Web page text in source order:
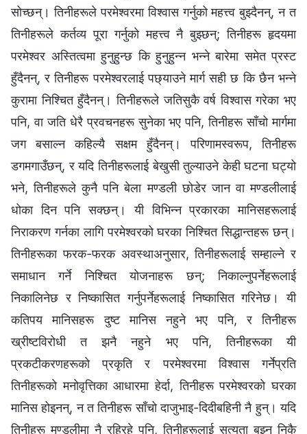
सोच्छन्। तिनीहरूले परमेश्‍वरमा विश्‍वास गर्नुको महत्त्व बुझ्दैनन्, न त
तिनीहरूले कर्तव्य पूरा गर्नुको महत्त्व नै बुझ्छन्; तिनीहरू हृदयमा
परमेश्‍वर अस्तित्वमा हुनुहुन्छ कि हुनुहुन्न भन्ने बारेमा समेत प्रस्ट
हुँदैनन्, र तिनीहरू परमेश्‍वरलाई पछ्याउने मार्ग सही छ कि छैन भन्ने
कुरामा निश्चित हुँदैनन्। तिनीहरूले जतिसुकै वर्ष विश्‍वास गरेका भए
पनि, वा जति धेरै प्रवचनहरू सुनेका भए पनि, तिनीहरू साँचो मार्गमा
जग बसाल्न कहिल्यै सक्षम हुँदैनन्। परिणामस्वरूप, तिनीहरू
डगमगाउँछन्, र यदि तिनीहरूलाई बेखुसी तुल्याउने केही घटना घट्यो
भने, तिनीहरूले कुनै पनि बेला मण्डली छोडेर जान वा मण्डलीलाई
धोका दिन पनि सक्छन्। यी विभिन्न प्रकारका मानिसहरूलाई
निराकरण गर्नका लागि परमेश्‍वरको घरका निश्चित सिद्धान्तहरू छन्।
तिनीहरूका फरक-फरक अवस्थाअनुसार, तिनीहरूलाई सम्हाल्ने र
समाधान गर्ने निश्चित योजनाहरू छन्; निकाल्नुपर्नेहरूलाई
निकालिनेछ र निष्कासित गर्नुपर्नेहरूलाई निष्कासित गरिनेछ। यी
कतिपय मानिसहरू दुष्ट मानिस नहुने भए पनि, र तिनीहरू
ख्रीष्टविरोधी त झनै नहुने भए पनि, तिनीहरूका यी
प्रकटीकरणहरूको प्रकृति र परमेश्‍वरमा विश्‍वास गर्नेप्रति
तिनीहरूको मनोवृत्तिका आधारमा हेर्दा, तिनीहरू परमेश्‍वरको घरका
मानिस होइनन्, न त तिनीहरू साँचो दाजुभाइ-दिदीबहिनी नै हुन्। यदि
तिनीहरू मण्डलीमा नै रहिरहे पनि, तिनीहरूलाई सत्यता बुझ्न निकै